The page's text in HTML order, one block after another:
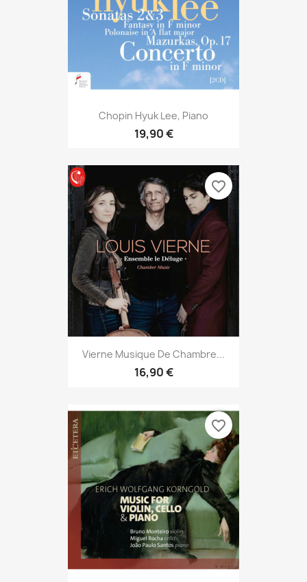
Chopin Hyuk Lee, Piano
19,90 €
Vierne Musique De Chambre...
16,90 €
favorite_border
favorite_border